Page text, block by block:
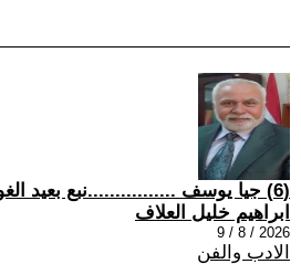
(6) جيا يوسف ................نبع بعيد الغور
ابراهيم خليل العلاف
2026 / 8 / 9
الادب والفن